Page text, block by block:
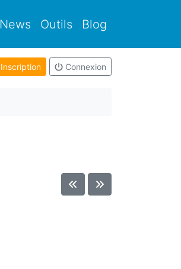
News Outils Blog
Inscription Connexion